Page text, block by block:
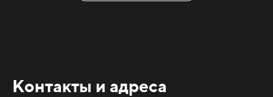
Контакты и адреса